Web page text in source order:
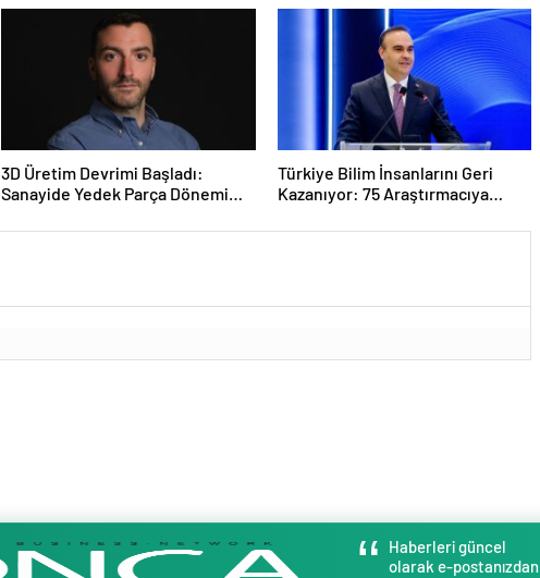
3D Üretim Devrimi Başladı:
Sanayide Yedek Parça Dönemi
Türkiye Bilim İnsanlarını Geri
Kazanıyor: 75 Araştırmacıya
Haberleri güncel
olarak e-postanızdan